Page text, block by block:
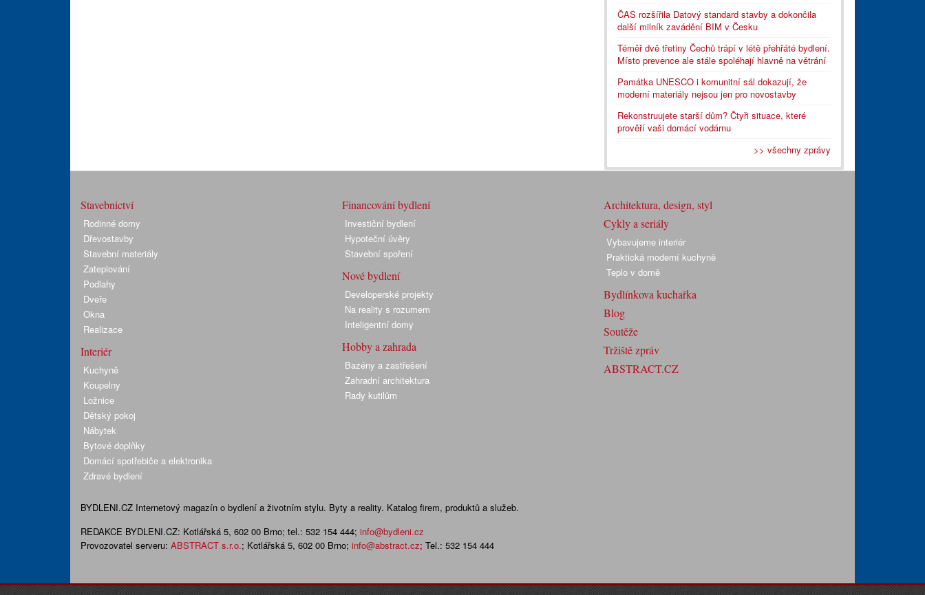
ČAS rozšířila Datový standard stavby a dokončila
další milník zavádění BIM v Česku
Téměř dvě třetiny Čechů trápí v létě přehřáté bydlení.
Místo prevence ale stále spoléhají hlavně na větrání
Památka UNESCO i komunitní sál dokazují, že
moderní materiály nejsou jen pro novostavby
Rekonstruujete starší dům? Čtyři situace, které
prověří vaši domácí vodárnu
>> všechny zprávy
Stavebnictví
Rodinné domy
Dřevostavby
Stavební materiály
Zateplování
Podlahy
Dveře
Okna
Realizace
Interiér
Kuchyně
Koupelny
Ložnice
Dětský pokoj
Nábytek
Bytové doplňky
Domácí spotřebiče a elektronika
Zdravé bydlení
Financování bydlení
Investiční bydlení
Hypoteční úvěry
Stavební spoření
Nové bydlení
Developerské projekty
Na reality s rozumem
Inteligentní domy
Hobby a zahrada
Bazény a zastřešení
Zahradní architektura
Rady kutilům
Architektura, design, styl
Cykly a seriály
Vybavujeme interiér
Praktická moderní kuchyně
Teplo v domě
Bydlínkova kuchařka
Blog
Soutěže
Tržiště zpráv
ABSTRACT.CZ
BYDLENI.CZ Internetový magazín o bydlení a životním stylu. Byty a reality. Katalog firem, produktů a služeb.
REDAKCE BYDLENI.CZ: Kotlářská 5, 602 00 Brno; tel.: 532 154 444; info@bydleni.cz
Provozovatel serveru: ABSTRACT s.r.o.; Kotlářská 5, 602 00 Brno; info@abstract.cz; Tel.: 532 154 444